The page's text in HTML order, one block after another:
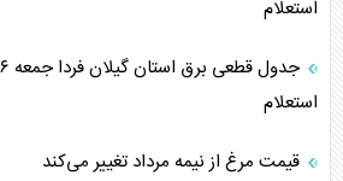
استعلام
استعلام
قیمت مرغ از نیمه مرداد تغییر می‌کند